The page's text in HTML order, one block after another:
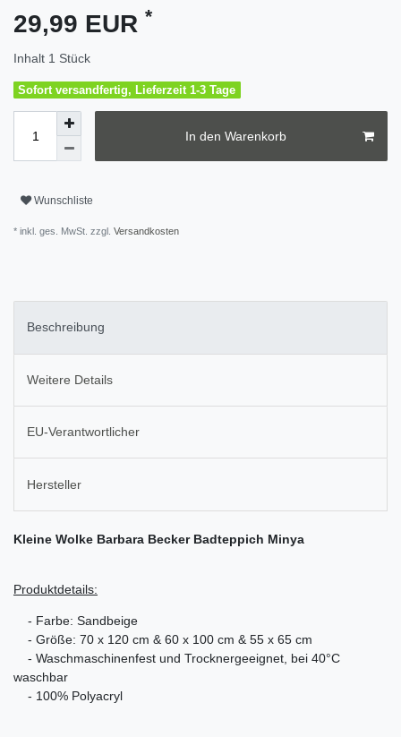
29,99 EUR *
Inhalt 1 Stück
Sofort versandfertig, Lieferzeit 1-3 Tage
In den Warenkorb
Wunschliste
* inkl. ges. MwSt. zzgl. Versandkosten
Beschreibung
Weitere Details
EU-Verantwortlicher
Hersteller
Kleine Wolke Barbara Becker Badteppich Minya
Produktdetails:
- Farbe: Sandbeige
- Größe: 70 x 120 cm & 60 x 100 cm & 55 x 65 cm
- Waschmaschinenfest und Trocknergeeignet, bei 40°C
waschbar
- 100% Polyacryl